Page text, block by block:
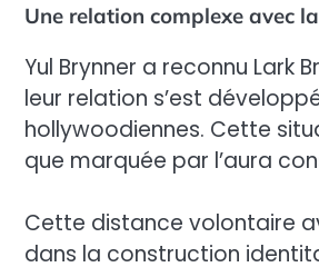
Une relation complexe avec
Yul Brynner a reconnu Lark
leur relation s’est
hollywoodiennes. Cette
que marquée par l’aura
Cette distance volontaire
dans la construction